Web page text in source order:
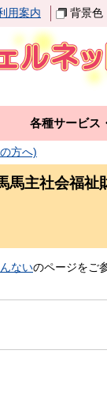
用案内 背景色
各種サービス
方へ)
馬主社会福
ないのページをご